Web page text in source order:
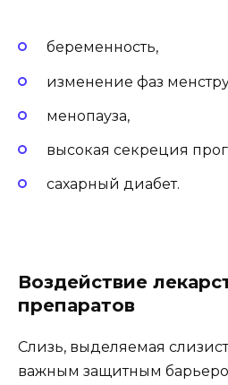
беременность,
изменение фаз
менопауза,
высокая секреция
сахарный диабет.
Воздействие
препаратов
Слизь, выделяемая
важным защитным